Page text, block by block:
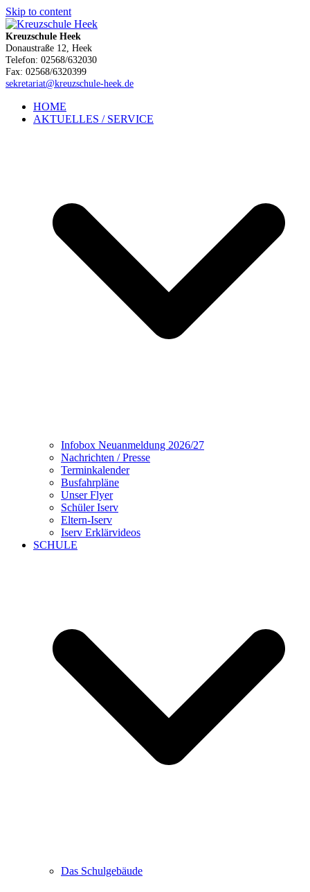
Skip to content
Kreuzschule Heek
Donaustraße 12, Heek
Telefon: 02568/632030
Fax: 02568/6320399
sekretariat@kreuzschule-heek.de
HOME
AKTUELLES / SERVICE
Infobox Neuanmeldung 2026/27
Nachrichten / Presse
Terminkalender
Busfahrpläne
Unser Flyer
Schüler Iserv
Eltern-Iserv
Iserv Erklärvideos
SCHULE
Das Schulgebäude